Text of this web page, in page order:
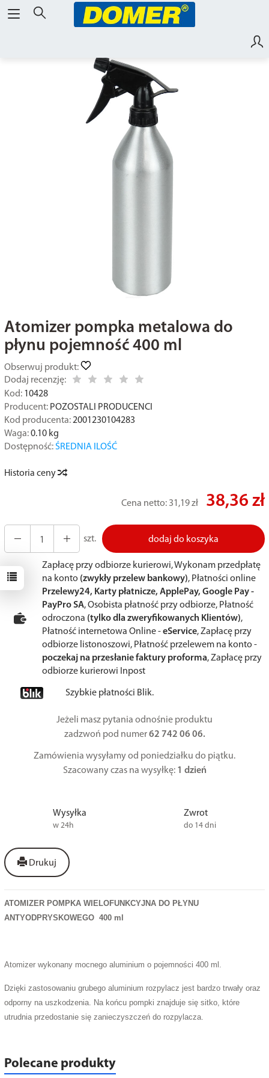
Atomizer pompka metalowa do
płynu pojemność 400 ml
Obserwuj produkt:
Dodaj recenzję:
Kod: 10428
Producent: POZOSTALI PRODUCENCI
Kod producenta: 2001230104283
Waga: 0.10kg
Dostępność: ŚREDNIA ILOŚĆ
Historia ceny
Cena netto: 31,19 zł 38,36 zł
szt. dodaj do koszyka
Zapłacę przy odbiorze kurierowi, Wykonam przedpłatę
na konto (zwykły przelew bankowy), Płatności online
Przelewy24, Karty płatnicze, ApplePay, Google Pay -
PayPro SA, Osobista płatność przy odbiorze, Płatność
odroczona (tylko dla zweryfikowanych Klientów),
Płatność internetowa Online -eService, Zapłacę przy
odbiorze listonoszowi, Płatność przelewem na konto -
poczekaj na przesłanie faktury proforma, Zapłacę przy
odbiorze kurierowi Inpost
Szybkie płatności Blik.
Jeżeli masz pytania odnośnie produktu
zadzwoń pod numer62 742 06 06.
Zamówienia wysyłamy od poniedziałku do piątku.
Szacowany czas na wysyłkę: 1 dzień
Wysyłka
w 24h
Zwrot
do 14 dni
Drukuj
ATOMIZER POMPKA WIELOFUNKCYJNA DO PŁYNU
ANTYODPRYSKOWEGO 400 ml
Atomizer wykonany mocnego aluminium o pojemności 400 ml.
Dzięki zastosowaniu grubego aluminium rozpylacz jest bardzo trwały oraz
odporny na uszkodzenia. Na końcu pompki znajduje się sitko, które
utrudnia przedostanie się zanieczyszczeń do rozpylacza.
Polecane produkty